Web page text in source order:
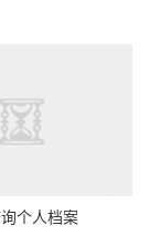
个人档案